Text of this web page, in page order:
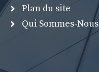
Plan du site
Qui Sommes-Nous